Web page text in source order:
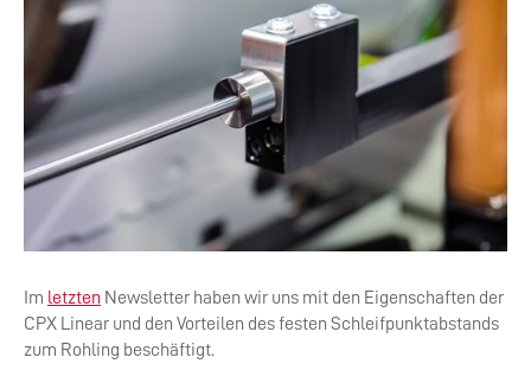
Im letzten Newsletter haben wir uns mit den Eigenschaften der
CPX Linear und den Vorteilen des festen Schleifpunktabstands
zum Rohling beschäftigt.